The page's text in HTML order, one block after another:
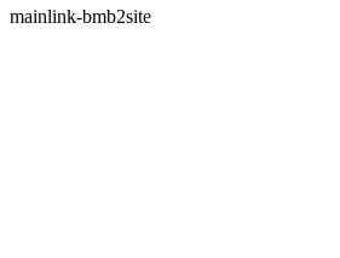
mainlink-bmb2site